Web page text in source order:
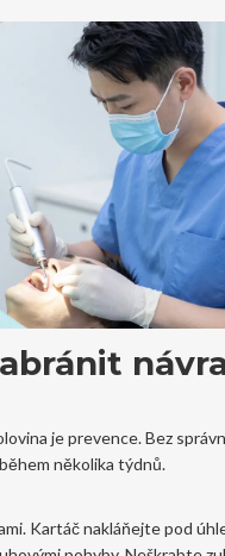
je prevence. Bez
několika týdnů.
Kartáč nakláňejte pod